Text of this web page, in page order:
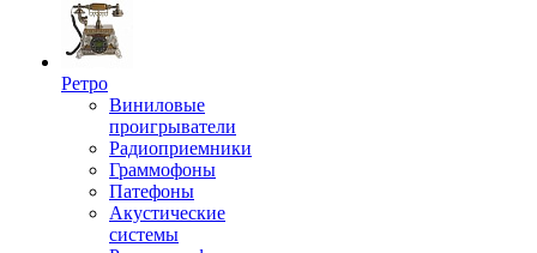
Ретро
Виниловые
проигрыватели
Радиоприемники
Граммофоны
Патефоны
Акустические
системы